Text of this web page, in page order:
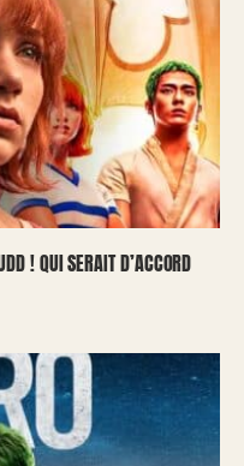
! QUI SERAIT D’ACCORD